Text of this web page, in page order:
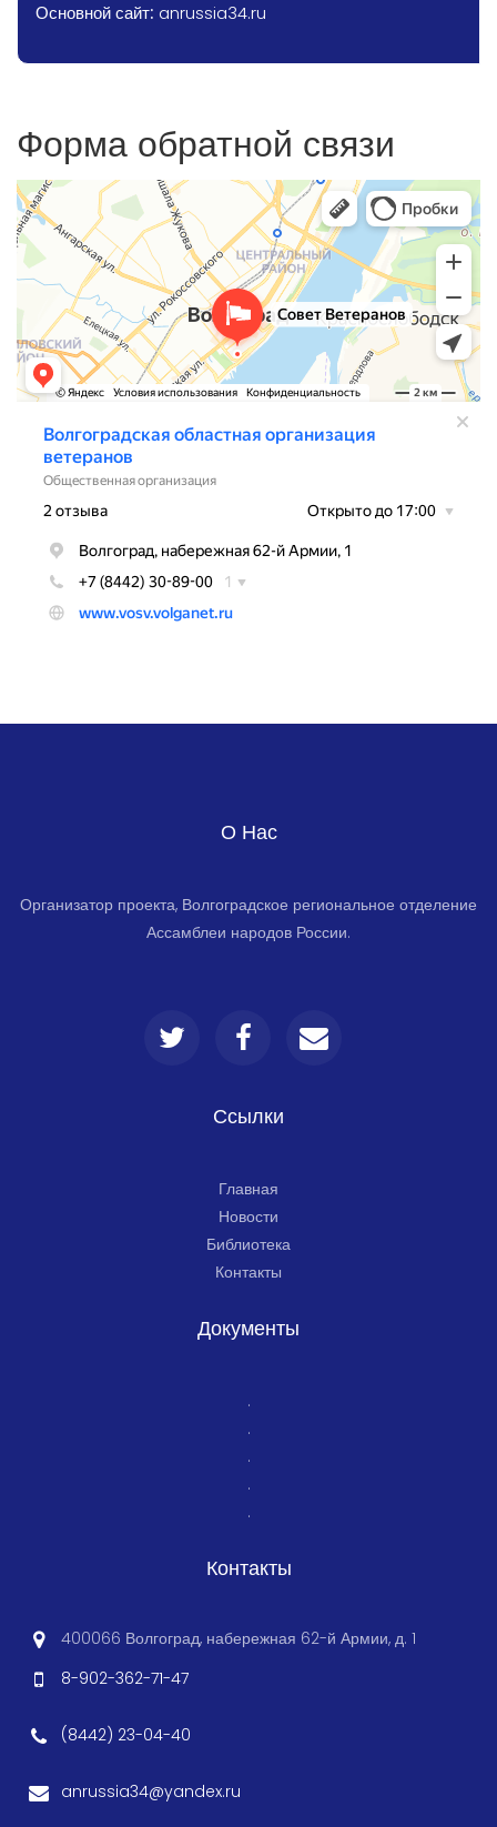
Основной сайт: anrussia34.ru
Форма обратной связи
О Нас
Организатор проекта, Волгоградское региональное отделение
Ассамблеи народов России.
Ссылки
Главная
Новости
Библиотека
Контакты
Документы
.
.
.
.
.
Контакты
400066 Волгоград, набережная 62-й Армии, д. 1
8-902-362-71-47
(8442) 23-04-40
anrussia34@yandex.ru